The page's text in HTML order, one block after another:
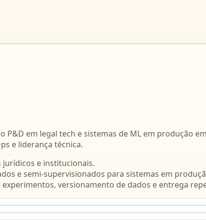
em legal tech e sistemas de ML em produção em
e liderança técnica.
jurídicos e institucionais.
e semi-supervisionados para sistemas em
versionamento de dados e entrega